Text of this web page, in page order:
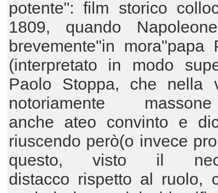
potente": film storico
1809, quando
brevemente"in mora"papa
(interpretato in modo
Paolo Stoppa, che nella
notoriamente
anche ateo convinto e
riuscendo però(o invece
questo, visto il
distacco rispetto al ruolo,